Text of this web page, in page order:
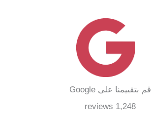
قم بتقييمنا على Google
1,248 reviews